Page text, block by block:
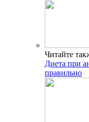
Читайте
Диета при
правильно